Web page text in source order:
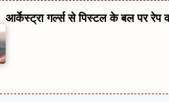
आर्केस्ट्रा गर्ल्स से पिस्टल के बल पर रेप